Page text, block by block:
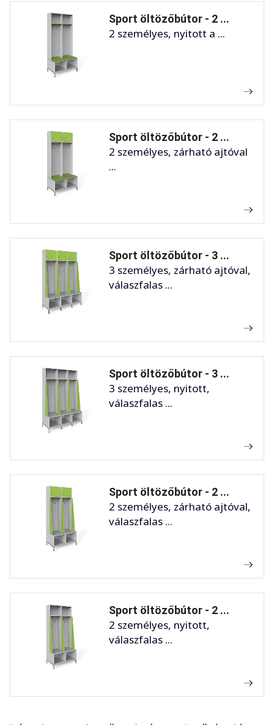
Sport öltözőbútor - 2 ...
2 személyes, nyitott a ...
Sport öltözőbútor - 2 ...
2 személyes, zárható ajtóval
...
Sport öltözőbútor - 3 ...
3 személyes, zárható ajtóval,
válaszfalas ...
Sport öltözőbútor - 3 ...
3 személyes, nyitott,
válaszfalas ...
Sport öltözőbútor - 2 ...
2 személyes, zárható ajtóval,
válaszfalas ...
Sport öltözőbútor - 2 ...
2 személyes, nyitott,
válaszfalas ...